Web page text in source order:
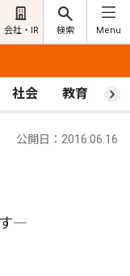
会社・IR 検索 Menu
社会 教育 ス
公開日：2016.06.16
す―